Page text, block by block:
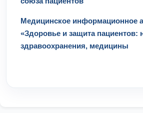
Медицинское информационное
«Здоровье и защита пациентов:
здравоохранения, медицины